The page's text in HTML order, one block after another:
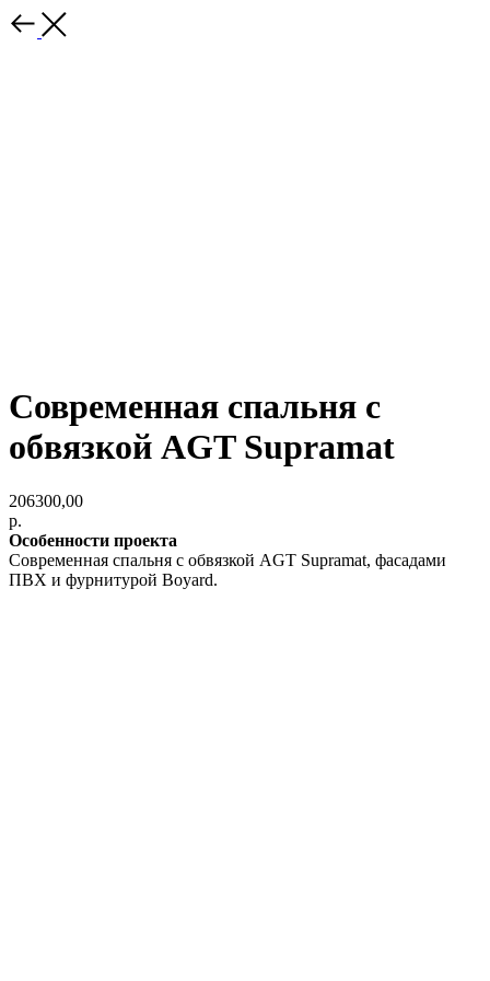
Современная спальня с
обвязкой AGT Supramat
206300,00
р.
Особенности проекта
Современная спальня с обвязкой AGT Supramat, фасадами
ПВХ и фурнитурой Boyard.